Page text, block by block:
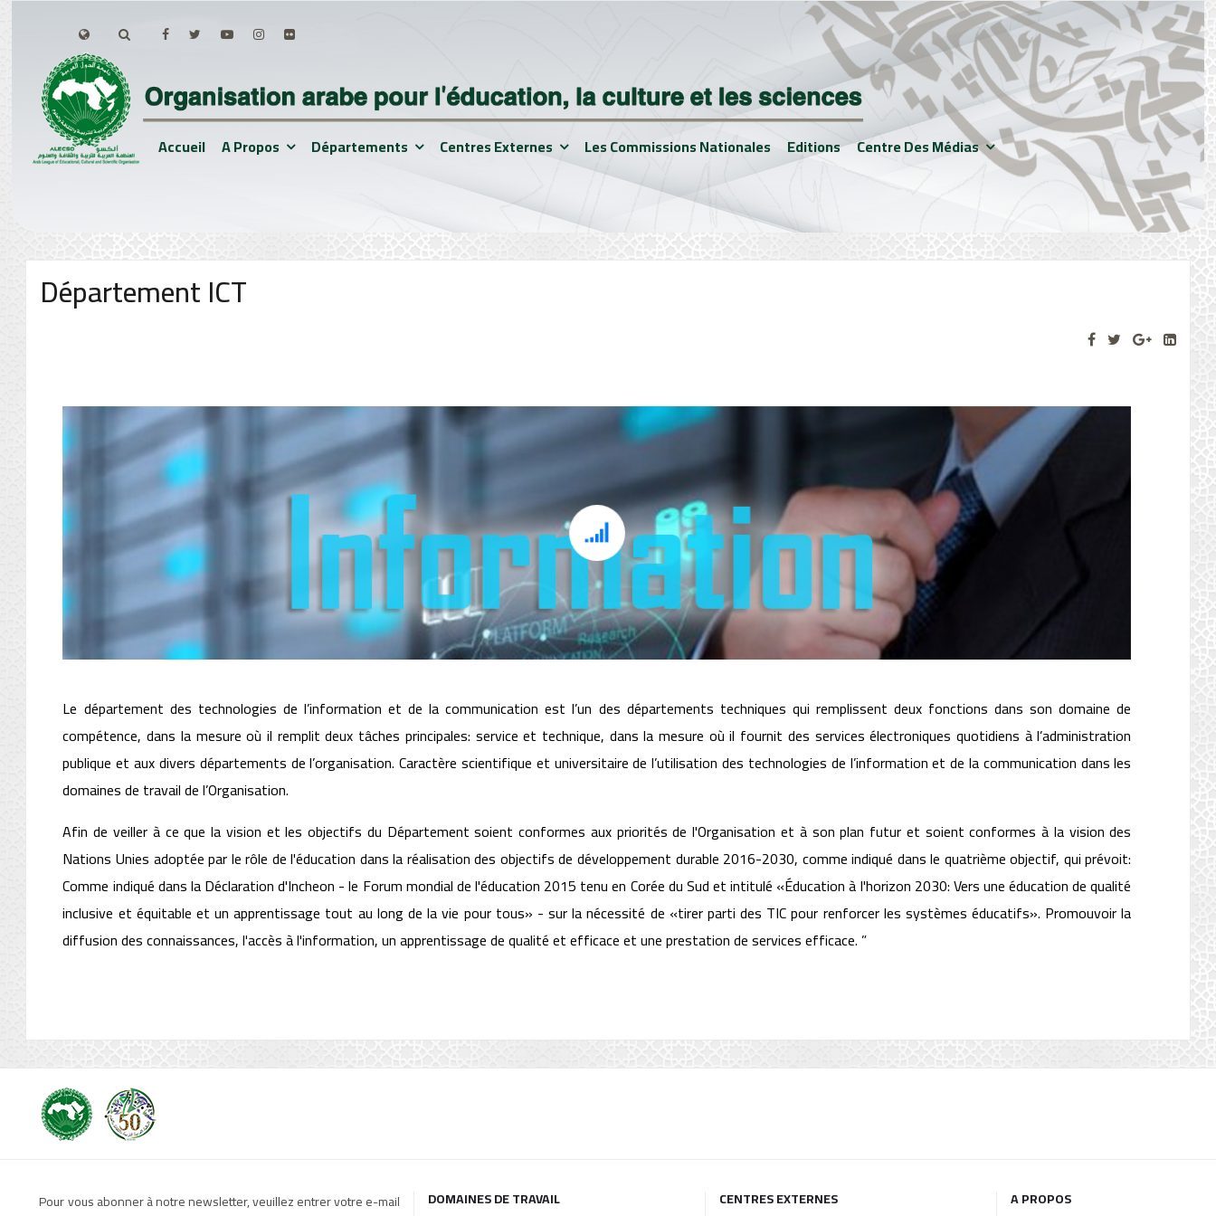
Accueil A Propos Départements Centres Externes Les Commissions Nationales Editions Centre Des Médias
Département ICT
Département ICT
Le département des technologies de l’information et de la communication est l’un des départements techniques qui remplissent deux fonctions dans son domaine de
compétence, dans la mesure où il remplit deux tâches principales: service et technique, dans la mesure où il fournit des services électroniques quotidiens à l’administration
publique et aux divers départements de l’organisation. Caractère scientifique et universitaire de l’utilisation des technologies de l’information et de la communication dans les
domaines de travail de l’Organisation.
Afin de veiller à ce que la vision et les objectifs du Département soient conformes aux priorités de l'Organisation et à son plan futur et soient conformes à la vision des
Nations Unies adoptée par le rôle de l'éducation dans la réalisation des objectifs de développement durable 2016-2030, comme indiqué dans le quatrième objectif, qui prévoit:
Comme indiqué dans la Déclaration d'Incheon - le Forum mondial de l'éducation 2015 tenu en Corée du Sud et intitulé «Éducation à l'horizon 2030: Vers une éducation de qualité
inclusive et équitable et un apprentissage tout au long de la vie pour tous» - sur la nécessité de «tirer parti des TIC pour renforcer les systèmes éducatifs». Promouvoir la
diffusion des connaissances, l'accès à l'information, un apprentissage de qualité et efficace et une prestation de services efficace. ”
Pour vous abonner à notre newsletter, veuillez entrer votre e-mail
DOMAINES DE TRAVAIL CENTRES EXTERNES A PROPOS